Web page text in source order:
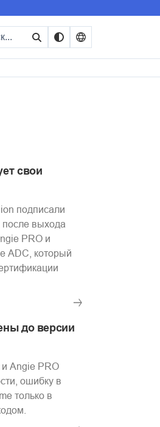
свои
подписали
после выхода
PRO и
ADC, который
до версии
Angie PRO
ошибку в
только в